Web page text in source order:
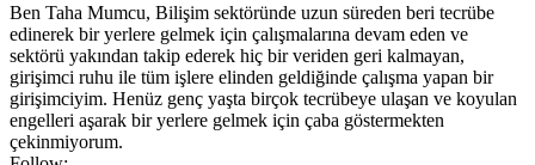
Ben Taha Mumcu, Bilişim sektöründe uzun süreden beri tecrübe
edinerek bir yerlere gelmek için çalışmalarına devam eden ve
sektörü yakından takip ederek hiç bir veriden geri kalmayan,
girişimci ruhu ile tüm işlere elinden geldiğinde çalışma yapan bir
girişimciyim. Henüz genç yaşta birçok tecrübeye ulaşan ve koyulan
engelleri aşarak bir yerlere gelmek için çaba göstermekten
çekinmiyorum.